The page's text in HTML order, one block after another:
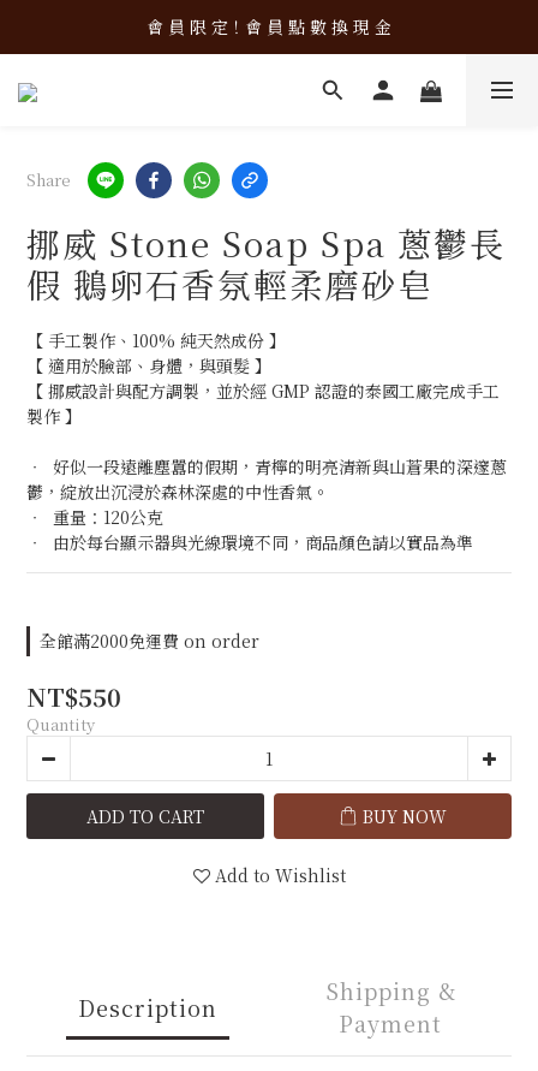
加 入 會 員 立 即 使 用 購 物 金 ！
會 員 限 定！會 員 點 數 換 現 金
加 入 會 員 立 即 使 用 購 物 金 ！
Share
挪威 Stone Soap Spa 蔥鬱長
假 鵝卵石香氛輕柔磨砂皂
【 手工製作、100% 純天然成份 】
【 適用於臉部、身體，與頭髮 】
【 挪威設計與配方調製，並於經 GMP 認證的泰國工廠完成手工
製作 】
‧  好似一段遠離塵囂的假期，青檸的明亮清新與山蒼果的深邃蔥
鬱，綻放出沉浸於森林深處的中性香氣。
‧  重量：120公克
‧  由於每台顯示器與光線環境不同，商品顏色請以實品為準
全館滿2000免運費 on order
NT$550
Quantity
ADD TO CART BUY NOW
Add to Wishlist
Description
Shipping &
Payment